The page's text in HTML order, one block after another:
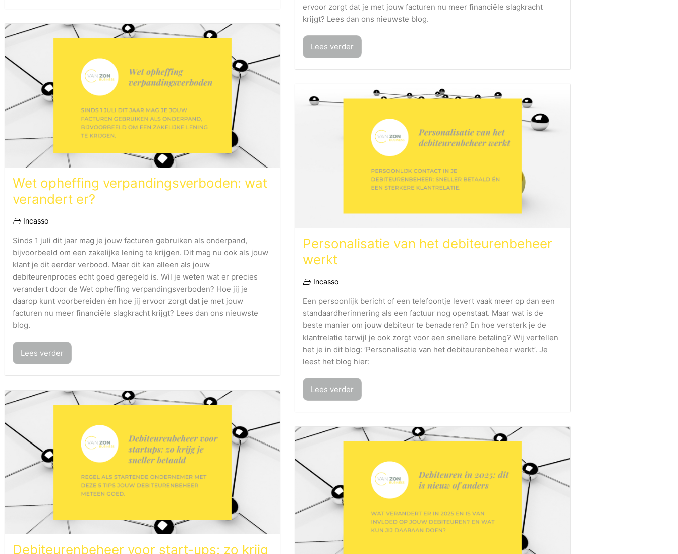
ervoor zorgt dat je met jouw facturen nu meer financiële slagkracht
krijgt? Lees dan ons nieuwste blog.
Lees verder
Wet opheffing verpandingsverboden: wat
verandert er?
Incasso
Sinds 1 juli dit jaar mag je jouw facturen gebruiken als onderpand,
bijvoorbeeld om een zakelijke lening te krijgen. Dit mag nu ook als jouw
klant je dit eerder verbood. Maar dit kan alleen als jouw
debiteurenproces echt goed geregeld is. Wil je weten wat er precies
verandert door de Wet opheffing verpandingsverboden? Hoe jij je
daarop kunt voorbereiden én hoe jij ervoor zorgt dat je met jouw
facturen nu meer financiële slagkracht krijgt? Lees dan ons nieuwste
blog.
Lees verder
Personalisatie van het debiteurenbeheer
werkt
Incasso
Een persoonlijk bericht of een telefoontje levert vaak meer op dan een
standaardherinnering als een factuur nog openstaat. Maar wat is de
beste manier om jouw debiteur te benaderen? En hoe versterk je de
klantrelatie terwijl je ook zorgt voor een snellere betaling? Wij vertellen
het je in dit blog: ‘Personalisatie van het debiteurenbeheer werkt’. Je
leest het blog hier:
Lees verder
Debiteurenbeheer voor start-ups: zo krijg